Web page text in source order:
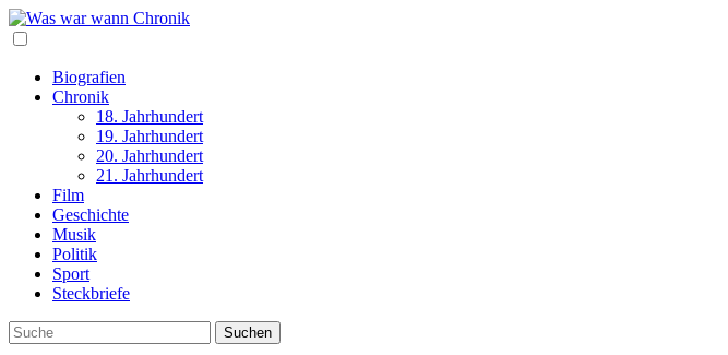
Biografien
Chronik
18. Jahrhundert
19. Jahrhundert
20. Jahrhundert
21. Jahrhundert
Film
Geschichte
Musik
Politik
Sport
Steckbriefe